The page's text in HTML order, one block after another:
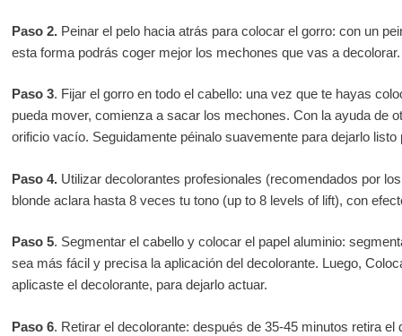
Paso 2.Peinar el pelo hacia atrás para colocar el gorro: con un
esta forma podrás coger mejor los mechones que vas a decolorar.
Paso 3. Fijar el gorro en todo el cabello: una vez que te hayas
pueda mover, comienza a sacar los mechones. Con la ayuda de
orificio vacío. Seguidamente péinalo suavemente para dejarlo
Paso 4.Utilizar decolorantes profesionales (recomendados por
blonde aclara hasta 8 veces tu tono (up to 8 levels of lift), con
Paso 5. Segmentar el cabello y colocar el papel aluminio:
sea más fácil y precisa la aplicación del decolorante. Luego,
aplicaste el decolorante, para dejarlo actuar.
Paso 6. Retirar el decolorante: después de 35-45 minutos retira el